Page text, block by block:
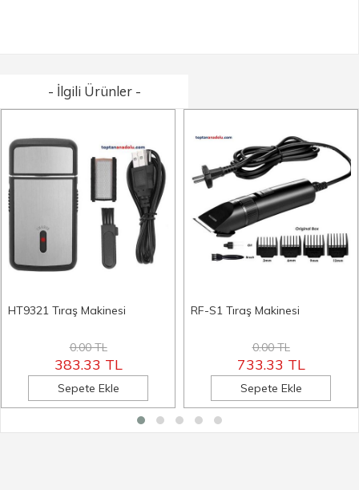
- İlgili Ürünler -
HT9321 Tıraş Makinesi
0.00 TL
383.33 TL
Sepete Ekle
RF-S1 Tıraş Makinesi
0.00 TL
733.33 TL
Sepete Ekle